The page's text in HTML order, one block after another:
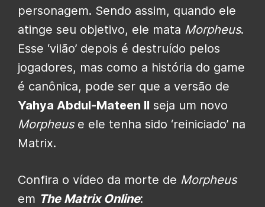
personagem. Sendo assim, quando ele
atinge seu objetivo, ele mata Morpheus.
Esse ‘vilão’ depois é destruído pelos
jogadores, mas como a história do game
é canônica, pode ser que a versão de
Yahya Abdul-Mateen II seja um novo
Morpheuse ele tenha sido ‘reiniciado’ na
Matrix.
Confira o vídeo da morte de Morpheus
em The Matrix Online: